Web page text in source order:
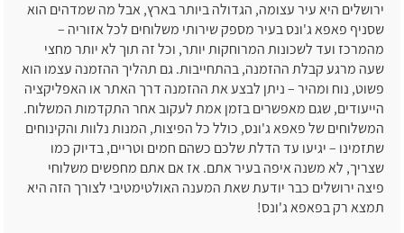
ירושלים היא עיר עצומה, הגדולה ביותר בארץ, אבל מה שמדהים הוא
שסניף פאפא ג'ונס בעיר מספק שירותי משלוחים לכל אזוריה –
מהמרכז ועד לשכונות המרוחקות יותר, וכל זה תוך לא יותר מחצי
שעה מרגע קבלת ההזמנה, בהתחייבות. גם תהליך ההזמנה עצמו הוא
פשוט, נוח ומהיר – ניתן לבצע את ההזמנה דרך האתר או האפליקציה
הייעודים, שגם מאפשרים בזמן אמת לעקוב אחר התקדמות המשלוח.
המשלוחים של פאפא ג'ונס, כולל כל הפיצות, המנות נלוות והקינוחים
שתזמינו – יגיעו עד הדלת שלכם כשהם חמים וטריים, בדיוק כמו
שצריך, לא משנה איפה בעיר אתם. אז אם אתם מחפשים משלוחי
פיצה ירושלים כבר יודעת שאת המענה האולטימטיבי לצורך הזה היא
תמצא רק בפאפא ג'ונס!